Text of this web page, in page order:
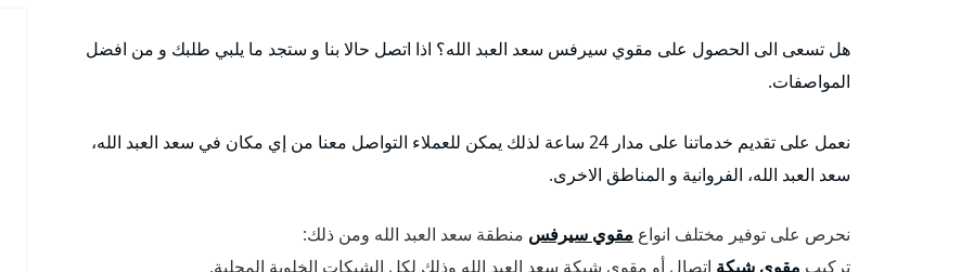
هل تسعى الى الحصول على مقوي سيرفس سعد العبد الله؟ اذا اتصل حالا بنا و ستجد ما يلبي طلبك و من افضل
المواصفات.
نعمل على تقديم خدماتنا على مدار 24 ساعة لذلك يمكن للعملاء التواصل معنا من إي مكان في سعد العبد الله،
سعد العبد الله، الفروانية و المناطق الاخرى.
نحرص على توفير مختلف انواع مقوي سيرفس منطقة سعد العبد الله ومن ذلك:
تركيب مقوي شبكة اتصال أو مقوي شبكة سعد العبد الله وذلك لكل الشبكات الخلوية المحلية.